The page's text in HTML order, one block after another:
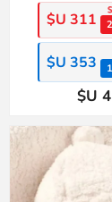
$U 311
$U 353
$U